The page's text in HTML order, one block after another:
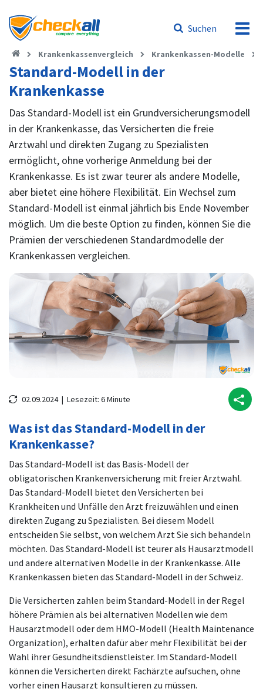
Suchen
Krankenkassenvergleich Krankenkassen-Modelle
Standard-Modell in der
Krankenkasse
Das Standard-Modell ist ein Grundversicherungsmodell
in der Krankenkasse, das Versicherten die freie
Arztwahl und direkten Zugang zu Spezialisten
ermöglicht, ohne vorherige Anmeldung bei der
Krankenkasse. Es ist zwar teurer als andere Modelle,
aber bietet eine höhere Flexibilität. Ein Wechsel zum
Standard-Modell ist einmal jährlich bis Ende November
möglich. Um die beste Option zu finden, können Sie die
Prämien der verschiedenen Standardmodelle der
Krankenkassen vergleichen.
02.09.2024 | Lesezeit: 6Minute
Was ist das Standard-Modell in der
Krankenkasse?
Das Standard-Modell ist das Basis-Modell der
obligatorischen Krankenversicherung mit freier Arztwahl.
Das Standard-Modell bietet den Versicherten bei
Krankheiten und Unfälle den Arzt freizuwählen und einen
direkten Zugang zu Spezialisten. Bei diesem Modell
entscheiden Sie selbst, von welchem Arzt Sie sich behandeln
möchten. Das Standard-Modell ist teurer als Hausarztmodell
und andere alternativen Modelle in der Krankenkasse. Alle
Krankenkassen bieten das Standard-Modell in der Schweiz.
Die Versicherten zahlen beim Standard-Modell in der Regel
höhere Prämien als bei alternativen Modellen wie dem
Hausarztmodell oder dem HMO-Modell (Health Maintenance
Organization), erhalten dafür aber mehr Flexibilität bei der
Wahl ihrer Gesundheitsdienstleister. Im Standard-Modell
können die Versicherten direkt Fachärzte aufsuchen, ohne
vorher einen Hausarzt konsultieren zu müssen.